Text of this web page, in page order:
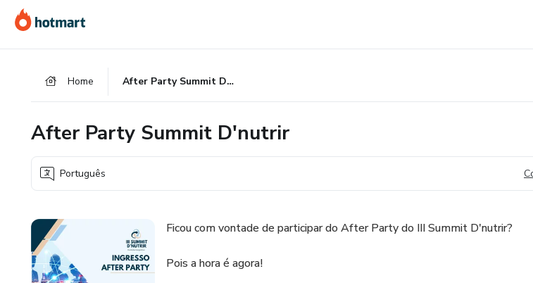
para
o
para
o
para
o
Home After Party Summit D'nutrir
After Party Summit D'nutrir
Português
Ficou com vontade de participar do After Party do III Summit D'nutrir?
Pois a hora é agora!